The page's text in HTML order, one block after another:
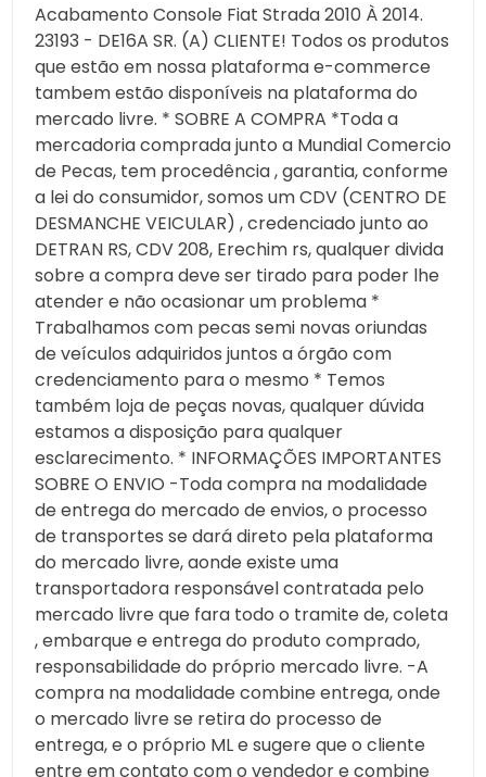
Acabamento Console Fiat Strada 2010 À 2014.
23193 - DE16A SR. (A) CLIENTE! Todos os produtos
que estão em nossa plataforma e-commerce
tambem estão disponíveis na plataforma do
mercado livre. * SOBRE A COMPRA *Toda a
mercadoria comprada junto a Mundial Comercio
de Pecas, tem procedência , garantia, conforme
a lei do consumidor, somos um CDV (CENTRO DE
DESMANCHE VEICULAR) , credenciado junto ao
DETRAN RS, CDV 208, Erechim rs, qualquer divida
sobre a compra deve ser tirado para poder lhe
atender e não ocasionar um problema *
Trabalhamos com pecas semi novas oriundas
de veículos adquiridos juntos a órgão com
credenciamento para o mesmo * Temos
também loja de peças novas, qualquer dúvida
estamos a disposição para qualquer
esclarecimento. * INFORMAÇÕES IMPORTANTES
SOBRE O ENVIO -Toda compra na modalidade
de entrega do mercado de envios, o processo
de transportes se dará direto pela plataforma
do mercado livre, aonde existe uma
transportadora responsável contratada pelo
mercado livre que fara todo o tramite de, coleta
, embarque e entrega do produto comprado,
responsabilidade do próprio mercado livre. -A
compra na modalidade combine entrega, onde
o mercado livre se retira do processo de
entrega, e o próprio ML e sugere que o cliente
entre em contato com o vendedor e combine